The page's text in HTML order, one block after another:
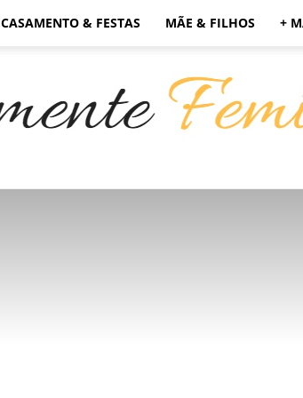
CASAMENTO & FESTAS MÃE & FILHOS +